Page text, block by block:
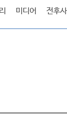
미디어 전후